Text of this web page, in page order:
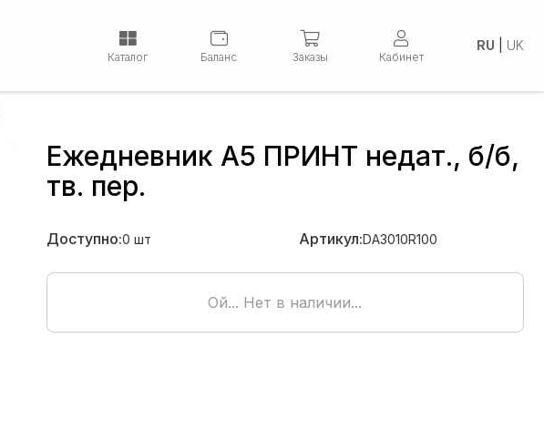
Каталог Баланс Заказы Кабинет
RU UK
Ежедневник А5 ПРИНТ недат., б/б,
тв. пер.
Доступно:0 шт Артикул:DA3010R100
Ой... Нет в наличии...